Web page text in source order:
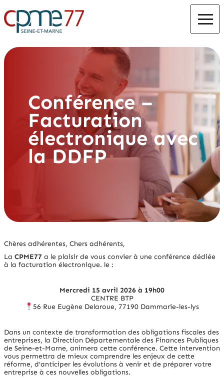
Conférence –
Facturation
électronique avec
la DDFP
Chères adhérentes, Chers adhérents,
La CPME77 a le plaisir de vous convier à une conférence dédiée
à la facturation électronique. le :
Mercredi 15 avril 2026 à 19h00
CENTRE BTP
56 Rue Eugène Delaroue, 77190 Dammarie-les-lys
Dans un contexte de transformation des obligations fiscales des
entreprises, la Direction Départementale des Finances Publiques
de Seine-et-Marne, animera cette conférence. Cette intervention
vous permettra de mieux comprendre les enjeux de cette
réforme, d’anticiper les évolutions à venir et de préparer votre
entreprise à ces nouvelles obligations.